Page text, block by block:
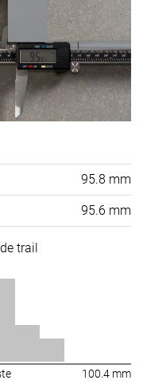
95.8 mm
95.6 mm
trail
100.4 mm